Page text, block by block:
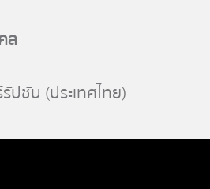
ล
ชัน (ประเทศไทย)